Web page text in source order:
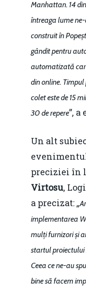
Manhattan. 14
întreaga lume
construit în
gândit pentru
automatizată
din online.
colet este de 15
30 de repere”,
Un alt
preciziei în
Virtosu,
a precizat: „
implementarea
mulți furnizori și
startul proiectului
Ceea ce ne-au
bine să facem